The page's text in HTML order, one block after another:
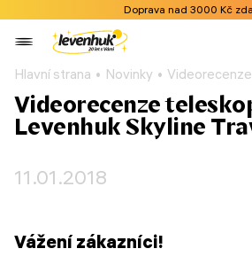
Doprava nad 3000 Kč
Hlavní strana Novinky
Videorecenze
Levenhuk Skyline
11.01.2018
Vážení zákazníci!